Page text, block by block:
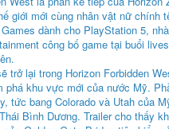
giới mới cùng nhân vật nữ chính
dành cho PlayStation 5,
công bố game tại buổi
trở lại trong Horizon Forbidden
phá khu vực mới của nước Mỹ.
tức bang Colorado và Utah của
Bình Dương. Trailer cho thấy